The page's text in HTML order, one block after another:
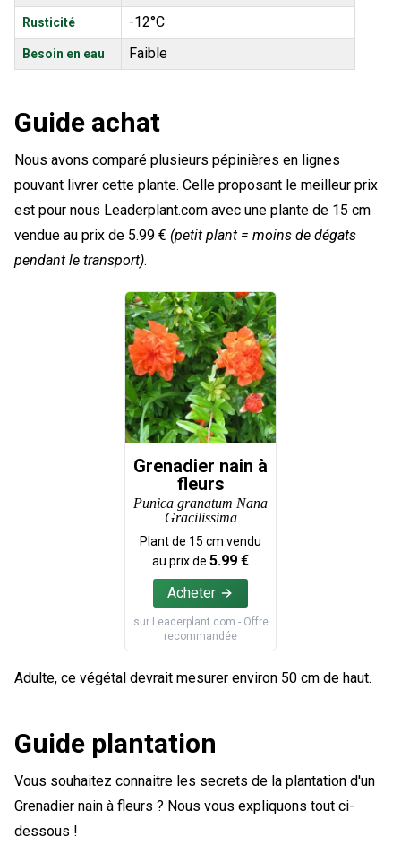
Rusticité -12°C
Besoin en eau Faible
Guide achat
Nous avons comparé plusieurs pépinières en lignes
pouvant livrer cette plante. Celle proposant le meilleur prix
est pour nous Leaderplant.com avec une plante de 15 cm
vendue au prix de 5.99 € (petit plant = moins de dégats
pendant le transport).
Grenadier nain à
fleurs
Punica granatum Nana
Gracilissima
Plant de 15 cm vendu
au prix de 5.99 €
Acheter
sur Leaderplant.com - Offre
recommandée
Adulte, ce végétal devrait mesurer environ 50 cm de haut.
Guide plantation
Vous souhaitez connaitre les secrets de la plantation d'un
Grenadier nain à fleurs ? Nous vous expliquons tout ci-
dessous !